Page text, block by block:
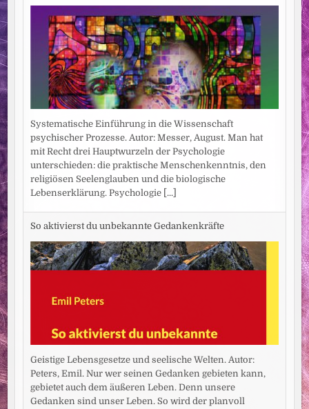
Systematische Einführung in die Wissenschaft
psychischer Prozesse. Autor: Messer, August. Man hat
mit Recht drei Hauptwurzeln der Psychologie
unterschieden: die praktische Menschenkenntnis, den
religiösen Seelenglauben und die biologische
Lebenserklärung. Psychologie [...]
So aktivierst du unbekannte Gedankenkräfte
Geistige Lebensgesetze und seelische Welten. Autor:
Peters, Emil. Nur wer seinen Gedanken gebieten kann,
gebietet auch dem äußeren Leben. Denn unsere
Gedanken sind unser Leben. So wird der planvoll